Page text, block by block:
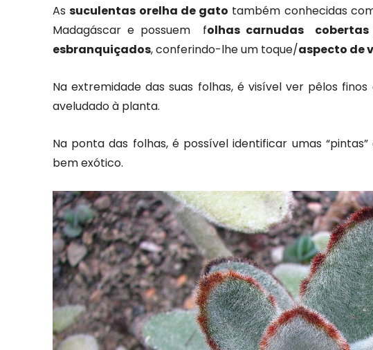
Assuculentas orelha de gato também conhecidas
Madagáscar e possuem folhas carnudas cobertas
esbranquiçados, conferindo-lhe um toque/aspecto de
Na extremidade das suas folhas, é visível ver pêlos
aveludado à planta.
Na ponta das folhas, é possível identificar umas
bem exótico.